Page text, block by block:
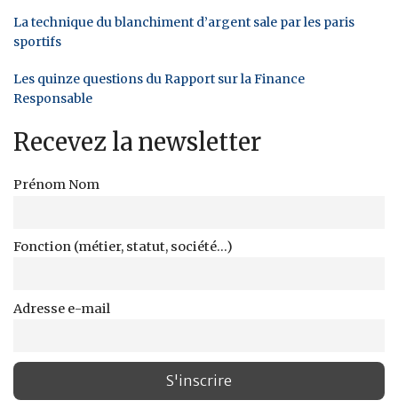
La technique du blanchiment d’argent sale par les paris
sportifs
Les quinze questions du Rapport sur la Finance
Responsable
Recevez la newsletter
Prénom Nom
Fonction (métier, statut, société...)
Adresse e-mail